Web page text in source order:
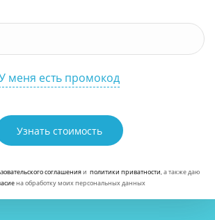
меня есть промокод
Узнать стоимость
соглашенияи политики приватности, а также даю
на обработку моих персональных данных